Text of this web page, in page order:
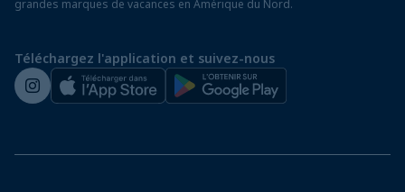
Voyager depuis un aéroport hors Québec
Salle de presse de WestJet
grandes marques de vacances en Amérique du Nord.
Téléchargez l'application et suivez-nous